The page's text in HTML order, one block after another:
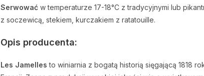
Serwowaćw temperaturze 17-18°C z tradycyjnymi lub
z soczewicą, stekiem, kurczakiem z ratatouille.
Opis producenta:
Les Jamelles to winiarnia z bogatą historią sięgającą 1818